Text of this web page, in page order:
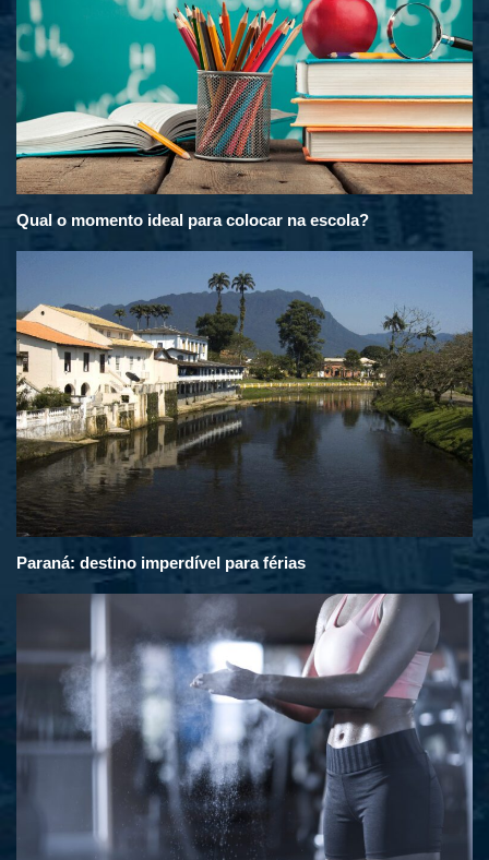
Qual o momento ideal para colocar na escola?
Paraná: destino imperdível para férias